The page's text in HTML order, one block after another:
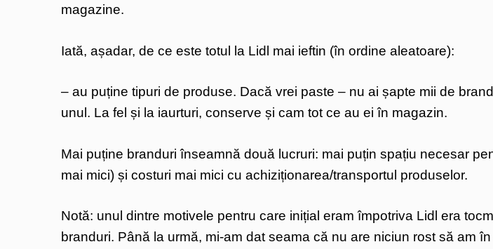
magazine.
Iată, așadar, de ce este totul la Lidl mai ieftin (în ordine aleatoare):
– au puține tipuri de produse. Dacă vrei paste – nu ai șapte mii de
unul. La fel și la iaurturi, conserve și cam tot ce au ei în magazin.
Mai puține branduri înseamnă două lucruri: mai puțin spațiu necesar
mai mici) și costuri mai mici cu achiziționarea/transportul produselor.
Notă: unul dintre motivele pentru care inițial eram împotriva Lidl era
branduri. Până la urmă, mi-am dat seama că nu are niciun rost să am